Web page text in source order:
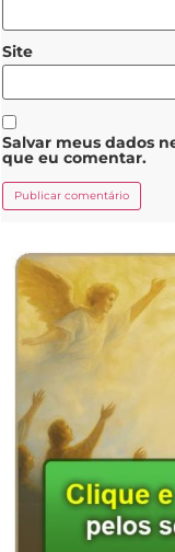
Site
Salvar meus dados
que eu comentar.